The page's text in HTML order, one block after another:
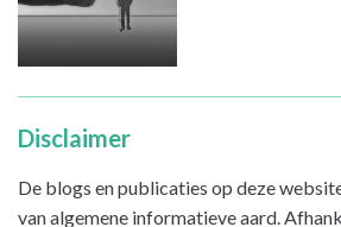
Disclaimer
De blogs en publicaties op deze
van algemene informatieve aard.